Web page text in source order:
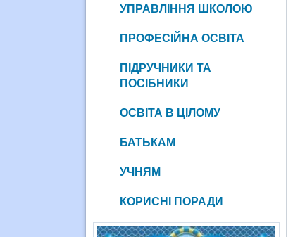
УПРАВЛІННЯ ШКОЛОЮ
ПРОФЕСІЙНА ОСВІТА
ПІДРУЧНИКИ ТА
ПОСІБНИКИ
ОСВІТА В ЦІЛОМУ
БАТЬКАМ
УЧНЯМ
КОРИСНІ ПОРАДИ